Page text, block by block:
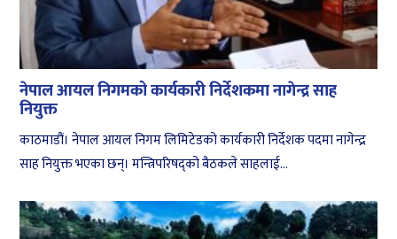
नेपाल आयल निगमको कार्यकारी निर्देशकमा नागेन्द्र साह
नियुक्त
काठमाडौं। नेपाल आयल निगम लिमिटेडको कार्यकारी निर्देशक पदमा नागेन्द्र
साह नियुक्त भएका छन्। मन्त्रिपरिषद्को बैठकले साहलाई...